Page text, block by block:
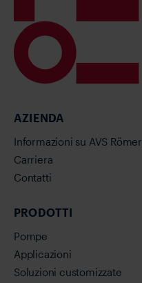
AZIENDA
Informazioni su AVS Römer
Carriera
Contatti
PRODOTTI
Pompe
Applicazioni
Soluzioni customizzate